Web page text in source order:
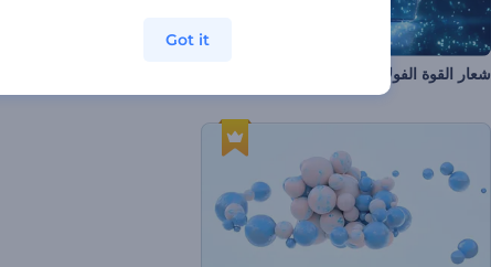
شعار القوة الفولاذية
Got it